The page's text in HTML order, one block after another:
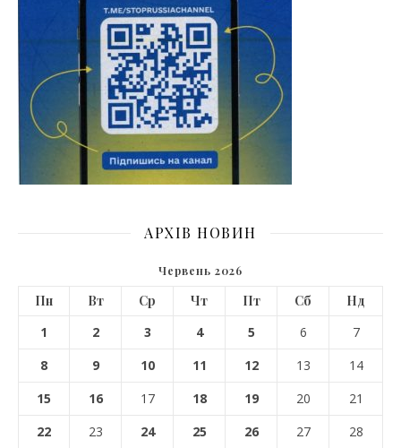
АРХІВ НОВИН
Червень 2026
Пн Вт Ср Чт Пт Сб
Нд
1
2 3 4 5 6
7
8
9 10 11 12 13
14
15
16 17 18 19 20
21
22
23 24 25 26 27 28